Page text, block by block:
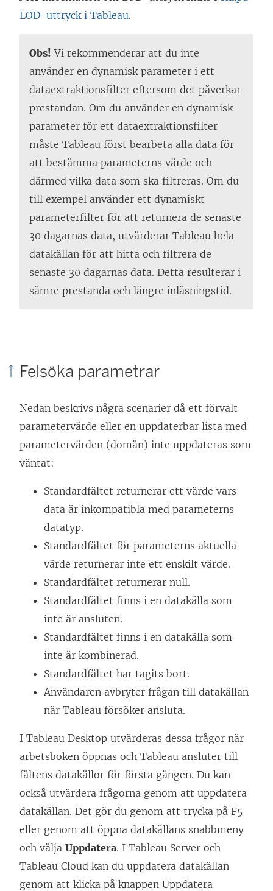
LOD-uttryck i Tableau.
Obs! Vi rekommenderar att du inte
använder en dynamisk parameter i ett
dataextraktionsfilter eftersom det påverkar
prestandan. Om du använder en dynamisk
parameter för ett dataextraktionsfilter
måste Tableau först bearbeta alla data för
att bestämma parameterns värde och
därmed vilka data som ska filtreras. Om du
till exempel använder ett dynamiskt
parameterfilter för att returnera de senaste
30 dagarnas data, utvärderar Tableau hela
datakällan för att hitta och filtrera de
senaste 30 dagarnas data. Detta resulterar i
sämre prestanda och längre inläsningstid.
Felsöka parametrar
Nedan beskrivs några scenarier då ett förvalt
parametervärde eller en uppdaterbar lista med
parametervärden (domän) inte uppdateras som
väntat:
Standardfältet returnerar ett värde vars
data är inkompatibla med parameterns
datatyp.
Standardfältet för parameterns aktuella
värde returnerar inte ett enskilt värde.
Standardfältet returnerar null.
Standardfältet finns i en datakälla som
inte är ansluten.
Standardfältet finns i en datakälla som
inte är kombinerad.
Standardfältet har tagits bort.
Användaren avbryter frågan till datakällan
när Tableau försöker ansluta.
I Tableau Desktop utvärderas dessa frågor när
arbetsboken öppnas och Tableau ansluter till
fältens datakällor för första gången. Du kan
också utvärdera frågorna genom att uppdatera
datakällan. Det gör du genom att trycka på F5
eller genom att öppna datakällans snabbmeny
och välja Uppdatera. I Tableau Server och
Tableau Cloud kan du uppdatera datakällan
genom att klicka på knappen Uppdatera